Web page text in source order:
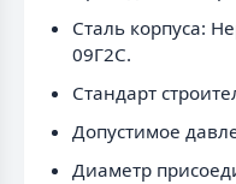
Сталь корпуса:
09Г2С.
Стандарт
Допустимое
Диаметр